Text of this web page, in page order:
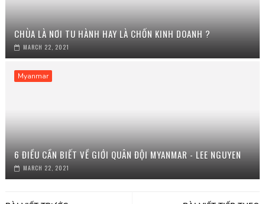
CHÙA LÀ NƠI TU HÀNH HAY LÀ CHỐN KINH DOANH ?
MARCH 22, 2021
Myanmar
6 ĐIỀU CẦN BIẾT VỀ GIỚI QUÂN ĐỘI MYANMAR - LEE NGUYEN
MARCH 22, 2021